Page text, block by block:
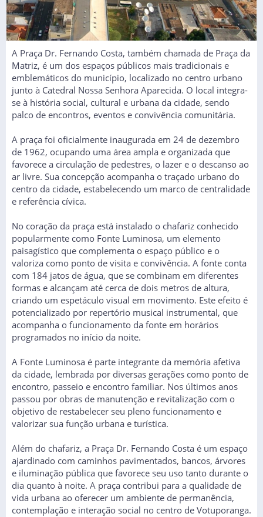
A Praça Dr. Fernando Costa, também chamada de Praça da
Matriz, é um dos espaços públicos mais tradicionais e
emblemáticos do município, localizado no centro urbano
junto à Catedral Nossa Senhora Aparecida. O local integra-
se à história social, cultural e urbana da cidade, sendo
palco de encontros, eventos e convivência comunitária.
A praça foi oficialmente inaugurada em 24 de dezembro
de 1962, ocupando uma área ampla e organizada que
favorece a circulação de pedestres, o lazer e o descanso ao
ar livre. Sua concepção acompanha o traçado urbano do
centro da cidade, estabelecendo um marco de centralidade
e referência cívica.
No coração da praça está instalado o chafariz conhecido
popularmente como Fonte Luminosa, um elemento
paisagístico que complementa o espaço público e o
valoriza como ponto de visita e convivência. A fonte conta
com 184 jatos de água, que se combinam em diferentes
formas e alcançam até cerca de dois metros de altura,
criando um espetáculo visual em movimento. Este efeito é
potencializado por repertório musical instrumental, que
acompanha o funcionamento da fonte em horários
programados no início da noite.
A Fonte Luminosa é parte integrante da memória afetiva
da cidade, lembrada por diversas gerações como ponto de
encontro, passeio e encontro familiar. Nos últimos anos
passou por obras de manutenção e revitalização com o
objetivo de restabelecer seu pleno funcionamento e
valorizar sua função urbana e turística.
Além do chafariz, a Praça Dr. Fernando Costa é um espaço
ajardinado com caminhos pavimentados, bancos, árvores
e iluminação pública que favorece seu uso tanto durante o
dia quanto à noite. A praça contribui para a qualidade de
vida urbana ao oferecer um ambiente de permanência,
contemplação e interação social no centro de Votuporanga.